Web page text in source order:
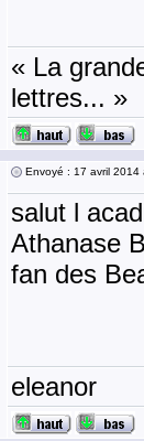
« La
lettres... »
Envoyé : 17 avril 2014
salut l
Athanase
fan des
eleanor